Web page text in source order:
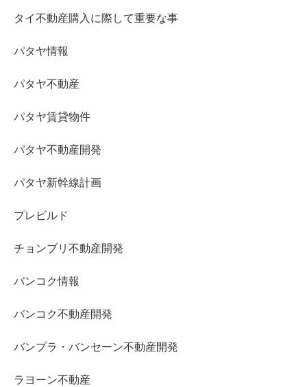
タイ不動産購入に際して重要な事
パタヤ情報
パタヤ不動産
パタヤ賃貸物件
パタヤ不動産開発
パタヤ新幹線計画
プレビルド
チョンブリ不動産開発
バンコク情報
バンコク不動産開発
バンプラ・バンセーン不動産開発
ラヨーン不動産